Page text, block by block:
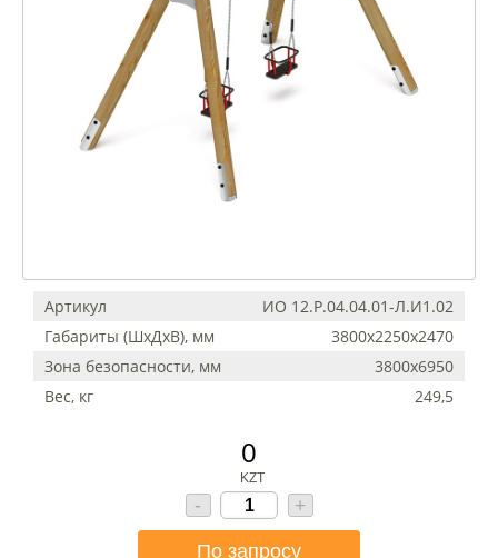
Артикул
ИО 12.Р.04.04.01-Л.И1.02
Габариты (ШхДхВ), мм
3800х2250х2470
Зона безопасности, мм
3800х6950
Вес, кг
249,5
0
KZT
- +